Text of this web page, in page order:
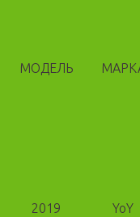
МОДЕЛЬ
2019 YoY